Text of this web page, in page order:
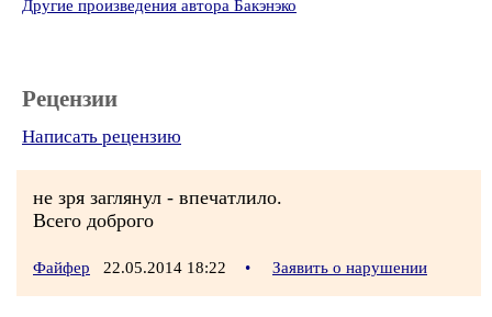
Другие произведения автора Бакэнэко
Рецензии
Написать рецензию
не зря заглянул - впечатлило.
Всего доброго
Файфер 22.05.2014 18:22 • Заявить о нарушении